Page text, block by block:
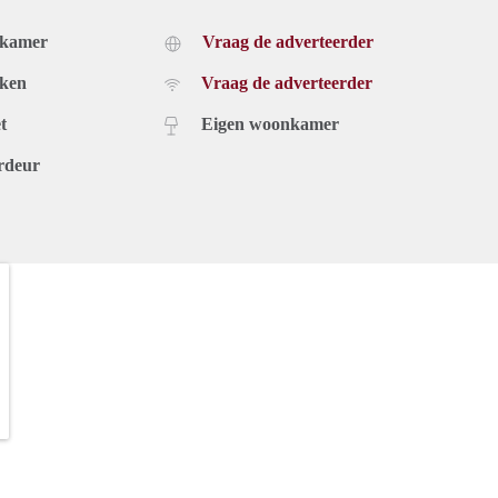
Vraag de adverteerder
Vraag de adverteerder
Eigen woonkamer